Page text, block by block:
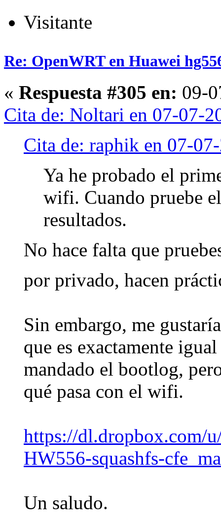
Visitante
Re: OpenWRT en Huawei
« Respuesta #305 en: 09-
Cita de: Noltari en 07-07-
Cita de: raphik en 07-
Ya he probado el
wifi. Cuando pruebe
resultados.
No hace falta que
por privado, hacen
Sin embargo, me
que es exactamente
mandado el bootlog,
qué pasa con el wifi.
https://dl.dropbox.com/
HW556-squashfs-
Un saludo.